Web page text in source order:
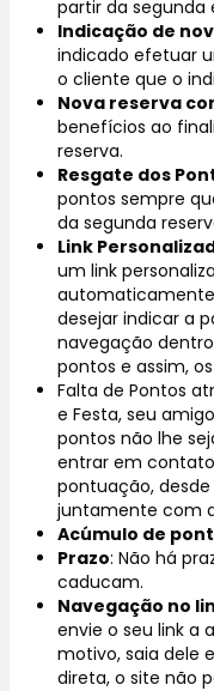
partir da segunda
Indicação de
indicado efetuar
o cliente que o
Nova reserva
benefícios ao
reserva.
Resgate dos
pontos sempre
da segunda
Link
um link
desejar indicar a
navegação
pontos e assim,
Falta de Pontos
e Festa, seu
pontos não lhe
entrar em
pontuação,
juntamente com
Acúmulo de
Prazo: Não há
caducam.
Navegação no
envie o seu link a
motivo, saia dele
direta, o site não